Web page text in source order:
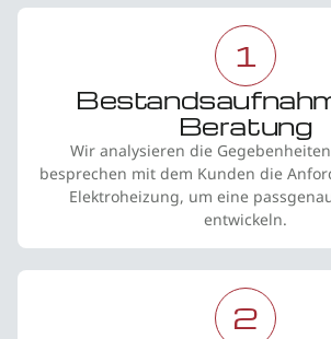
1
Beratung
Wir analysieren die
besprechen mit dem Kunden die
Elektroheizung, um eine
entwickeln.
2